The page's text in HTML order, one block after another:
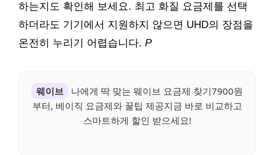
하는지도 확인해 보세요. 최고 화질 요금제를 선택
하더라도 기기에서 지원하지 않으면 UHD의 장점을
온전히 누리기 어렵습니다. P
웨이브
나에게 딱 맞는 웨이브 요금제 찾기7900원
부터, 베이직 요금제와 꿀팁 제공지금 바로 비교하고
스마트하게 할인 받으세요!